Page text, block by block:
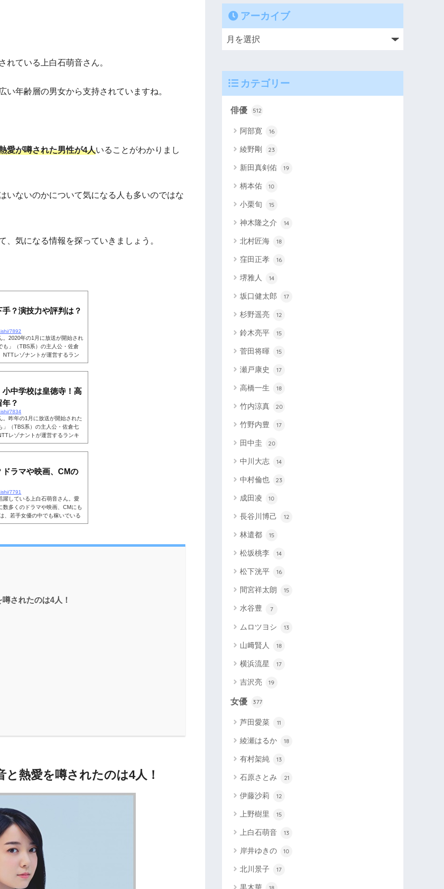
れている上白石萌音さん。
年齢層の男女から支持されていますね。
愛が噂された男性が4人いることがわかりまし
いないのかについて気になる人も多いのではな
、気になる情報を探っていきましょう。
？演技力や評判は？
7892
。2020年の1月に放送が開始され
も」（TBS系）の主人公・佐倉
NTTレゾナントが運営するラン
年最もブレークしたと思う女優
い活躍をみせています。 更に2
ん。一方で、数多くのドラマや
中学校は皇徳寺！高
？
7834
昨年の1月に放送が開始された
」（TBS系）の主人公・佐倉七
レゾナントが運営するランキ
もブレークしたと思う女優ラン
躍をみせています。 そんな上白
学とのこと。そこで今回は、
ラマや映画、CMの
7791
躍している上白石萌音さん。愛
多くのドラマや映画、CMにも
、若手女優の中でも稼いでいる
な上白石萌音さんがどれくらい
されたのは4人！
熱愛を噂されたのは4人！
アーカイブ
カテゴリー
俳優 512
阿部寛 16
綾野剛 23
新田真剣佑 19
柄本佑 10
小栗旬 15
神木隆之介 14
北村匠海 18
窪田正孝 16
堺雅人 14
坂口健太郎 17
杉野遥亮 12
鈴木亮平 15
菅田将暉 15
瀬戸康史 17
高橋一生 18
竹内涼真 20
竹野内豊 17
田中圭 20
中川大志 14
中村倫也 23
成田凌 10
長谷川博己 12
林遣都 15
松坂桃李 14
松下洸平 16
間宮祥太朗 15
水谷豊 7
ムロツヨシ 13
山﨑賢人 18
横浜流星 17
吉沢亮 19
女優 377
芦田愛菜 11
綾瀬はるか 18
有村架純 13
石原さとみ 21
伊藤沙莉 12
上野樹里 15
上白石萌音 13
岸井ゆきの 10
北川景子 17
黒木華